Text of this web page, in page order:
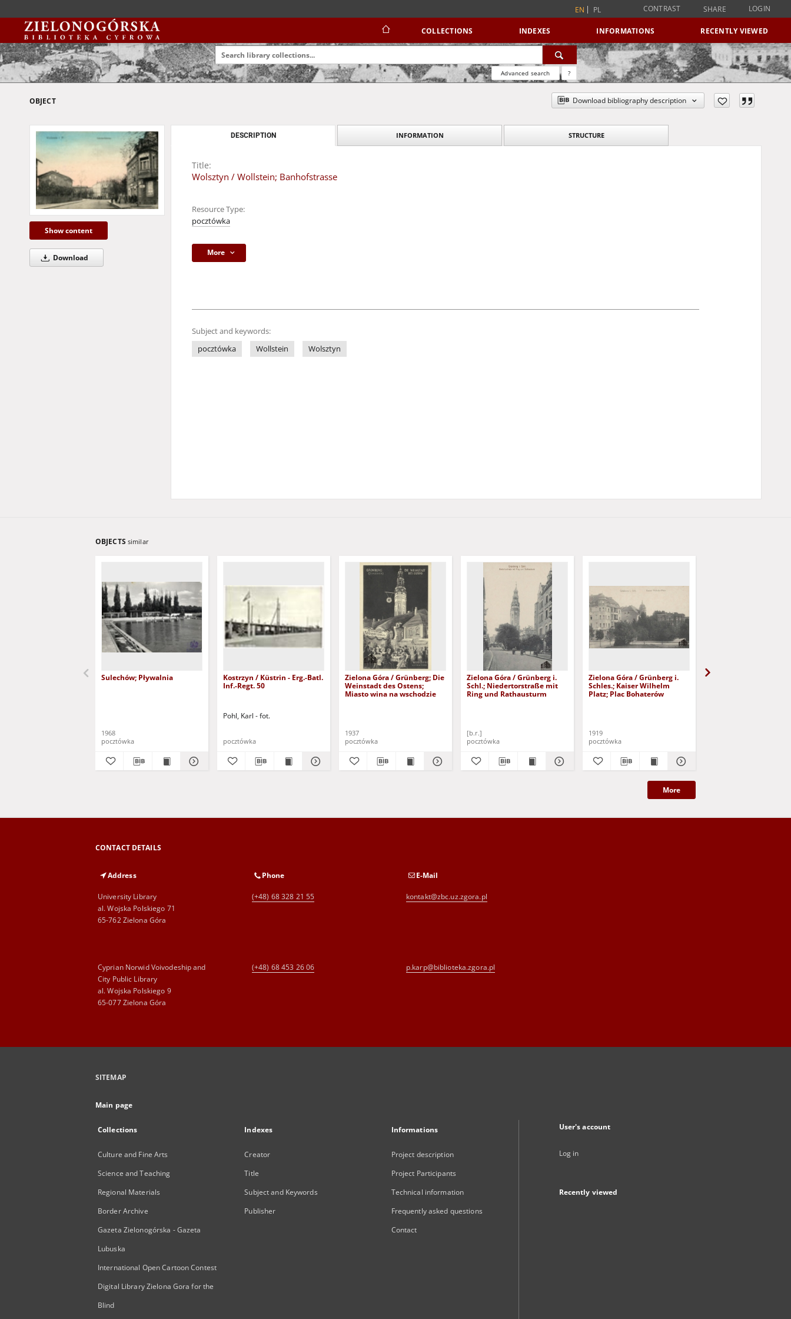
EN PL CONTRAST SHARE LOGIN
COLLECTIONS INDEXES INFORMATIONS RECENTLY VIEWED
Advanced search ?
OBJECT Download bibliography description
Show content
Download
DESCRIPTION INFORMATION STRUCTURE
Title:
Wolsztyn / Wollstein; Banhofstrasse
Resource Type:
pocztówka
More
Subject and keywords:
pocztówka
Wollstein Wolsztyn
OBJECTS similar
Sulechów; Pływalnia
1968
pocztówka
Kostrzyn / Küstrin - Erg.-Batl.
Inf.-Regt. 50
Pohl, Karl - fot.
pocztówka
Zielona Góra / Grünberg; Die
Weinstadt des Ostens;
Miasto wina na wschodzie
1937
pocztówka
Zielona Góra / Grünberg i.
Schl.; Niedertorstraße mit
Ring und Rathausturm
[b.r.]
pocztówka
Zielona Góra / Grünberg i.
Schles.; Kaiser Wilhelm
Platz; Plac Bohaterów
1919
pocztówka
More
CONTACT DETAILS
Address
University Library
al. Wojska Polskiego 71
65-762 Zielona Góra
Phone
(+48) 68 328 21 55
E-Mail
kontakt@zbc.uz.zgora.pl
Cyprian Norwid Voivodeship and
City Public Library
al. Wojska Polskiego 9
65-077 Zielona Góra
(+48) 68 453 26 06 p.karp@biblioteka.zgora.pl
SITEMAP
Main page
Collections
Culture and Fine Arts
Science and Teaching
Regional Materials
Border Archive
Gazeta Zielonogórska - Gazeta
Lubuska
International Open Cartoon Contest
Digital Library Zielona Gora for the
Blind
Indexes
Creator
Title
Subject and Keywords
Publisher
Informations
Project description
Project Participants
Technical information
Frequently asked questions
Contact
User's account
Log in
Recently viewed